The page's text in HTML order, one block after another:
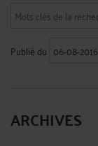
Publié du
ARCHIVES